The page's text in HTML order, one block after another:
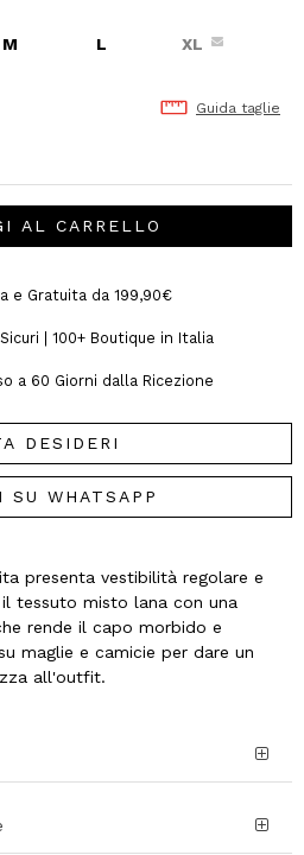
M L XL
Guida taglie
AL CARRELLO
e Gratuita da 199,90€
| 100+ Boutique in Italia
a 60 Giorni dalla Ricezione
DESIDERI
SU WHATSAPP
presenta vestibilità regolare e
tessuto misto lana con una
rende il capo morbido e
maglie e camicie per dare un
all'outfit.